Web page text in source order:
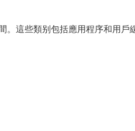
。這些類别包括應用程序和用戶